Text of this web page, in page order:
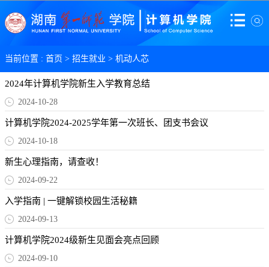
当前位置 : 首页 > 招生就业 > 机动人芯
2024年计算机学院新生入学教育总结
2024-10-28
计算机学院2024-2025学年第一次班长、团支书会议
2024-10-18
新生心理指南，请查收！
2024-09-22
入学指南 | 一键解锁校园生活秘籍
2024-09-13
计算机学院2024级新生见面会亮点回顾
2024-09-10